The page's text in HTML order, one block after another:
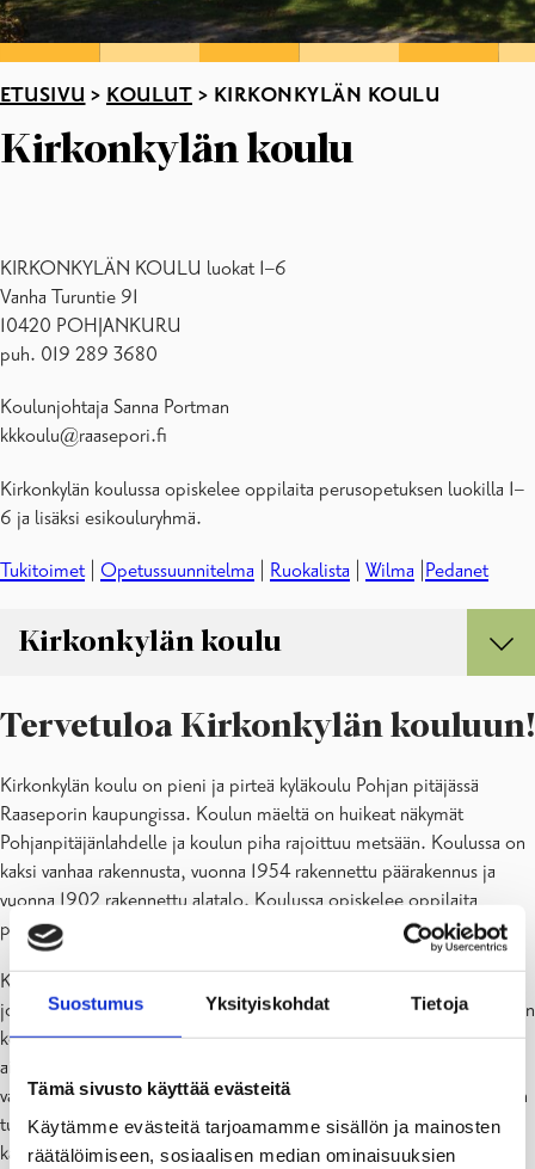
Suostumus Yksityiskohdat Tietoja
Tämä sivusto käyttää evästeitä
Käytämme evästeitä tarjoamamme sisällön ja mainosten
räätälöimiseen, sosiaalisen median ominaisuuksien
ETUSIVU > KOULUT > KIRKONKYLÄN KOULU
Kirkonkylän koulu
KIRKONKYLÄN KOULU luokat 1–6
Vanha Turuntie 91
10420 POHJANKURU
puh. 019 289 3680
Koulunjohtaja Sanna Portman
kkkoulu@raasepori.fi
Kirkonkylän koulussa opiskelee oppilaita perusopetuksen luokilla 1–
6 ja lisäksi esikouluryhmä.
Tukitoimet| Opetussuunnitelma Ruokalista Wilma Pedanet
Kirkonkylän koulu
Kirkonkylän koti ja koulu
Tervetuloa Kirkonkylän kouluun!
Kirkonkylän koulu on pieni ja pirteä kyläkoulu Pohjan pitäjässä
Raaseporin kaupungissa. Koulun mäeltä on huikeat näkymät
Pohjanpitäjänlahdelle ja koulun piha rajoittuu metsään. Koulussa on
kaksi vanhaa rakennusta, vuonna 1954 rakennettu päärakennus ja
vuonna 1902 rakennettu alatalo. Koulussa opiskelee oppilaita
perusopetuksen luokilta 1–6 ja lisäksi esikouluryhmä.
Kirkonkylän koulu tarjoaa laadukasta perusopetusta huolehtien
jokaisen kouluyhteisön jäsenen hyvinvoinnista ja kasvusta. Kirkonkylän
koulun toiminta perustuu tasa-arvoiseen ihmiskäsitykseen, ihmisten
aitoon kohtaamiseen ja lapsilähtöisyyteen. Kirkonkylän koulun
vahvuuksia ovat myönteinen ilmapiiri ja pienen kyläkoulun mukanaan
tuomat edut. Oppilaat opitaan tuntemaan yksilöinä, ja näin
kanssakäymisestä tulee aitoa ja mukavaa. Jokaista pyritään tukemaan